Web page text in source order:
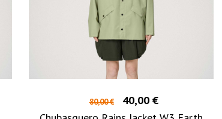
80,00 €
40,00 €